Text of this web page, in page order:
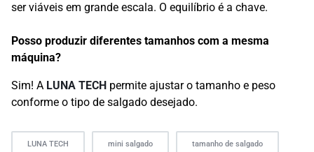
ser viáveis em grande escala. O equilíbrio é a chave.
Posso produzir diferentes tamanhos com a mesma
máquina?
Sim! A LUNA TECH permite ajustar o tamanho e peso
conforme o tipo de salgado desejado.
LUNA TECH mini salgado tamanho de salgado